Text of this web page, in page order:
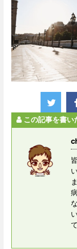
この記事を書い